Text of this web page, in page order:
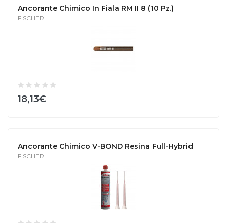
Ancorante Chimico In Fiala RM II 8 (10 Pz.)
FISCHER
18,13€
Ancorante Chimico V-BOND Resina Full-Hybrid
FISCHER